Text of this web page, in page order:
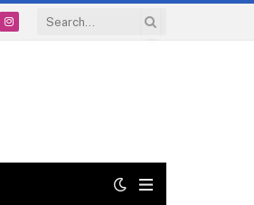
Instagram